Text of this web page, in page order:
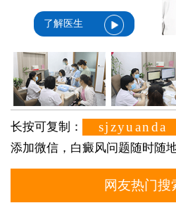
了解医生
长按可复制： sjzyuanda
添加微信，白癜风问题随时随
网友热门搜